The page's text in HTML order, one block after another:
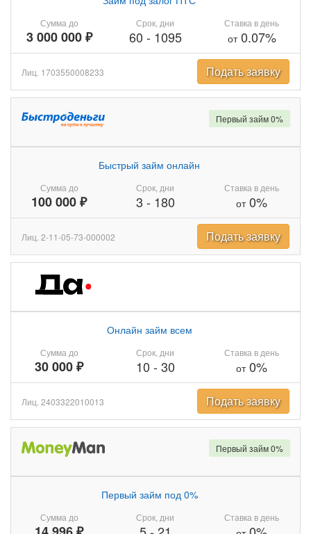
Сумма до
3 000 000 ₽
Срок, дни
60 - 1095
Ставка в день
от0.07%
Лиц. 1703550008233 Подать заявку
Сумма до
100 000 ₽
Быстрый займ онлайн
Срок, дни
3 - 180
Ставка в день
от0%
Первый займ 0%
Лиц. 2-11-05-73-000002 Подать заявку
Сумма до
30 000 ₽
Онлайн займ всем
Срок, дни
10 - 30
Ставка в день
от0%
Лиц. 2403322010013 Подать заявку
Сумма до
Первый займ под 0%
Срок, дни Ставка в день
Первый займ 0%